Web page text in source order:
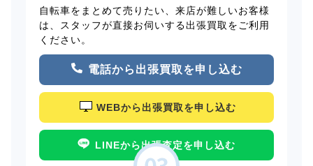
自転車をまとめて売りたい、来店が難しいお客様
は、スタッフが直接お伺いする出張買取をご利用
ください。
電話から出張買取を申し込む
WEBから出張買取を申し込む
LINEから出張査定を申し込む